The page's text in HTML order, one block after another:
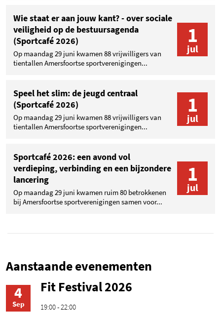
Wie staat er aan jouw kant? - over sociale
veiligheid op de bestuursagenda
(Sportcafé 2026)
Op maandag 29 juni kwamen 88 vrijwilligers van
tientallen Amersfoortse sportverenigingen...
1
jul
Speel het slim: de jeugd centraal
(Sportcafé 2026)
Op maandag 29 juni kwamen 88 vrijwilligers van
tientallen Amersfoortse sportverenigingen...
1
jul
Sportcafé 2026: een avond vol
verdieping, verbinding en een bijzondere
lancering
Op maandag 29 juni kwamen ruim 80 betrokkenen
bij Amersfoortse sportverenigingen samen voor...
1
jul
Aanstaande evenementen
4
Sep
Fit Festival 2026
19:00 - 22:00